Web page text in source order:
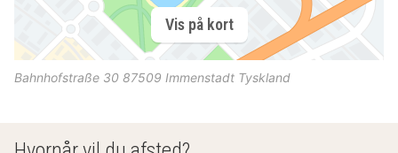
Vis på kort
Bahnhofstraße 30 87509 Immenstadt Tyskland